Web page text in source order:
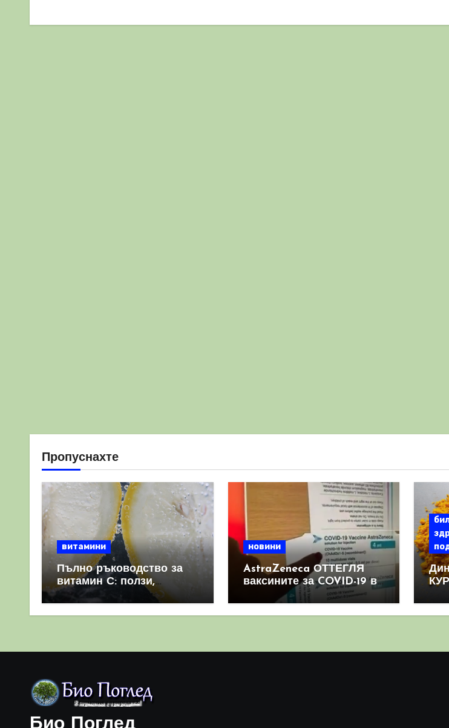
Пропуснахте
витамини
Пълно ръководство за
витамин С: ползи,
източници и защо е
важен за имунната
новини
AstraZeneca ОТТЕГЛЯ
ваксините за COVID-19 в
световен мащаб, след
като призна, че те